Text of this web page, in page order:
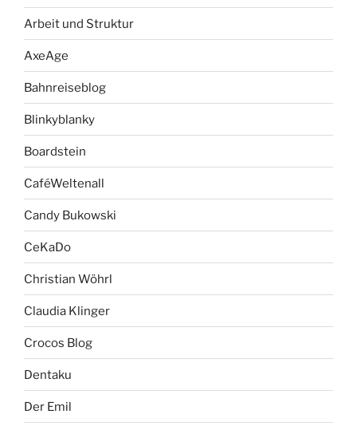
Arbeit und Struktur
AxeAge
Bahnreiseblog
Blinkyblanky
Boardstein
CaféWeltenall
Candy Bukowski
CeKaDo
Christian Wöhrl
Claudia Klinger
Crocos Blog
Dentaku
Der Emil